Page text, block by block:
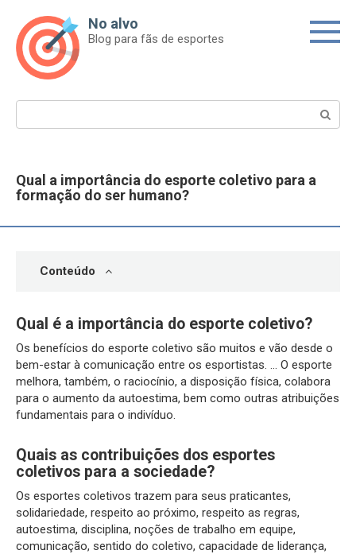
content
No alvo
Blog para fãs de esportes
Qual a importância do esporte coletivo para a
formação do ser humano?
Conteúdo
Qual é a importância do esporte coletivo?
Os benefícios do esporte coletivo são muitos e vão desde o
bem-estar à comunicação entre os esportistas. … O esporte
melhora, também, o raciocínio, a disposição física, colabora
para o aumento da autoestima, bem como outras atribuições
fundamentais para o indivíduo.
Quais as contribuições dos esportes
coletivos para a sociedade?
Os esportes coletivos trazem para seus praticantes,
solidariedade, respeito ao próximo, respeito as regras,
autoestima, disciplina, noções de trabalho em equipe,
comunicação, sentido do coletivo, capacidade de liderança,